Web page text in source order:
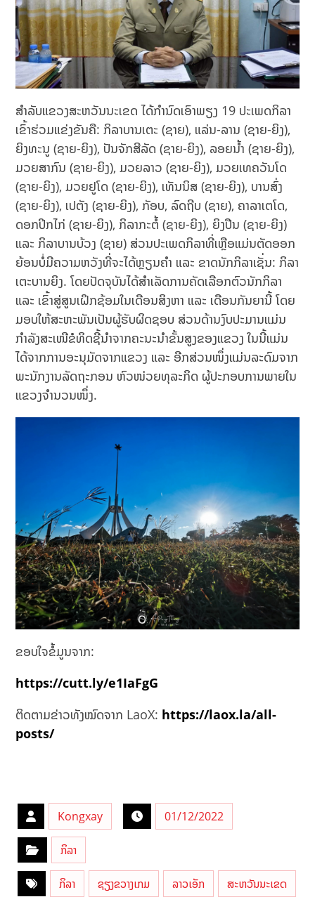
ສຳລັບແຂວງສະຫວັນນະເຂດ ໄດ້ກຳນົດເອົາພຽງ 19 ປະເພດກິລາ
ເຂົ້າຮ່ວມແຂ່ງຂັນຄື: ກິລາບານເຕະ (ຊາຍ), ແລ່ນ-ລານ (ຊາຍ-ຍິງ),
ຍິງທະນູ (ຊາຍ-ຍິງ), ປັນຈັກສີລັດ (ຊາຍ-ຍິງ), ລອຍນ້ຳ (ຊາຍ-ຍິງ),
ມວຍສາກົນ (ຊາຍ-ຍິງ), ມວຍລາວ (ຊາຍ-ຍິງ), ມວຍເທຄວັນໂດ
(ຊາຍ-ຍິງ), ມວຍຢູໂດ (ຊາຍ-ຍິງ), ເທັນນິສ (ຊາຍ-ຍິງ), ບານສົ່ງ
(ຊາຍ-ຍິງ), ເປຕັງ (ຊາຍ-ຍິງ), ກັອບ, ລົດຖີບ (ຊາຍ), ຄາລາເຕໂດ,
ດອກປິກໄກ່ (ຊາຍ-ຍິງ), ກິລາກະຕໍ້ (ຊາຍ-ຍິງ), ຍິງປືນ (ຊາຍ-ຍິງ)
ແລະ ກິລາບານບ້ວງ (ຊາຍ) ສ່ວນປະເພດກິລາທີ່ເຫຼືອແມ່ນຕັດອອກ
ຍ້ອນບໍ່ມີຄວາມຫວັງທີ່ຈະໄດ້ຫຼຽນຄຳ ແລະ ຂາດນັກກິລາເຊັ່ນ: ກິລາ
ເຕະບານຍິງ. ໂດຍປັດຈຸບັນໄດ້ສຳເລັດການຄັດເລືອກຕົວນັກກິລາ
ແລະ ເຂົ້າສູ່ສູນເຝິກຊ້ອມໃນເດືອນສິງຫາ ແລະ ເດືອນກັນຍານີ້ ໂດຍ
ມອບໃຫ້ສະຫະພັນເປັນຜູ້ຮັບຜິດຊອບ ສ່ວນດ້ານງົບປະມານແມ່ນ
ກຳລັງສະເໜີຂໍທິດຊີ້ນຳຈາກຄະນະນຳຂັ້ນສູງຂອງແຂວງ ໃນນີ້ແມ່ນ
ໄດ້ຈາກການອະນຸມັດຈາກແຂວງ ແລະ ອີກສ່ວນໜຶ່ງແມ່ນລະດົມຈາກ
ພະນັກງານລັດຖະກອນ ຫົວໜ່ວຍທຸລະກິດ ຜູ້ປະກອບການພາຍໃນ
ແຂວງຈຳນວນໜຶ່ງ.
ຂອບໃຈຂໍ້ມູນຈາກ:
https://cutt.ly/e1IaFgG
ຕິດຕາມຂ່າວທັງໝົດຈາກ LaoX: https://laox.la/all-
posts/
Kongxay 01/12/2022
ກິລາ
ກິລາ ຊຽງຂວາງເກມ ລາວເອັກ ສະຫວັນນະເຂດ